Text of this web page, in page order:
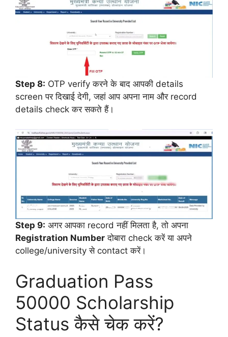
Step 8: OTP verify करने के बाद आपकी details
screen पर दिखाई देगी, जहां आप अपना नाम और record
details check कर सकते हैं।
Step 9: अगर आपका record नहीं मिलता है, तो अपना
Registration Number दोबारा check करें या अपने
college/university से contact करें।
Graduation Pass
50000 Scholarship
Status कैसे चेक करें?